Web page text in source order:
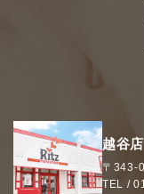
越谷店
〒343-
TEL /